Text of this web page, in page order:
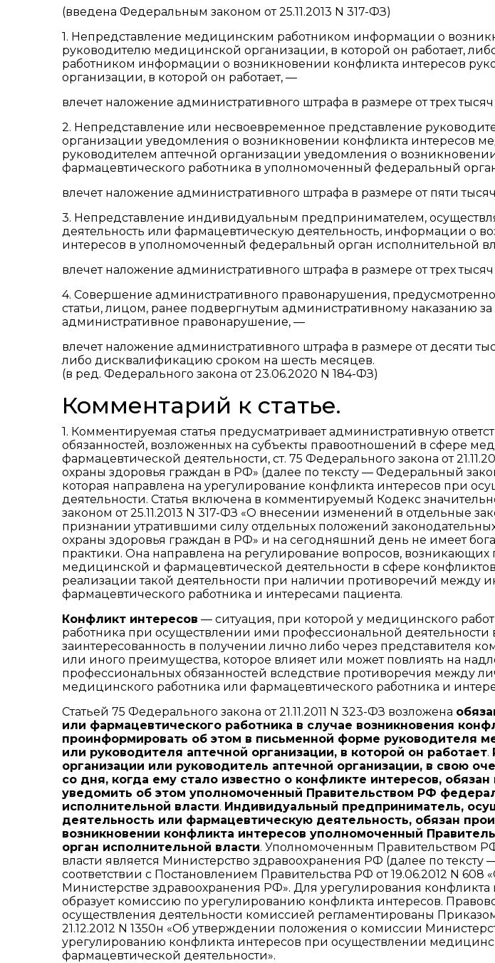
(введена Федеральным законом от 25.11.2013 N 317-ФЗ)
1. Непредставление медицинским работником информации о
руководителю медицинской организации, в которой он работает,
работником информации о возникновении конфликта интересов
организации, в которой он работает, —
влечет наложение административного штрафа в размере от трех
2. Непредставление или несвоевременное представление
организации уведомления о возникновении конфликта интересов
руководителем аптечной организации уведомления о
фармацевтического работника в уполномоченный федеральный
влечет наложение административного штрафа в размере от пяти
3. Непредставление индивидуальным предпринимателем,
деятельность или фармацевтическую деятельность, информации о
интересов в уполномоченный федеральный орган исполнительной
влечет наложение административного штрафа в размере от трех
4. Совершение административного правонарушения,
статьи, лицом, ранее подвергнутым административному наказанию за
административное правонарушение, —
влечет наложение административного штрафа в размере от десяти
либо дисквалификацию сроком на шесть месяцев.
(в ред. Федерального закона от 23.06.2020 N 184-ФЗ)
Комментарий к статье.
1. Комментируемая статья предусматривает административную
обязанностей, возложенных на субъекты правоотношений в сфере
фармацевтической деятельности, ст. 75 Федерального закона от
охраны здоровья граждан в РФ» (далее по тексту — Федеральный закон
которая направлена на урегулирование конфликта интересов при
деятельности. Статья включена в комментируемый Кодекс
законом от 25.11.2013 N 317-ФЗ «О внесении изменений в отдельные
признании утратившими силу отдельных положений
охраны здоровья граждан в РФ» и на сегодняшний день не имеет
практики. Она направлена на регулирование вопросов,
медицинской и фармацевтической деятельности в сфере
реализации такой деятельности при наличии противоречий между
фармацевтического работника и интересами пациента.
Конфликт интересов — ситуация, при которой у медицинского
работника при осуществлении ими профессиональной деятельности
заинтересованность в получении лично либо через представителя
или иного преимущества, которое влияет или может повлиять на
профессиональных обязанностей вследствие противоречия между
медицинского работника или фармацевтического работника и
Статьей 75 Федерального закона от 21.11.2011 N 323-ФЗ возложена
или фармацевтического работника в случае возникновения
проинформировать об этом в письменной форме руководителя
или руководителя аптечной организации, в которой он работает.
организации или руководитель аптечной организации, в свою
со дня, когда ему стало известно о конфликте интересов,
уведомить об этом уполномоченный Правительством РФ
исполнительной власти. Индивидуальный предприниматель,
деятельность или фармацевтическую деятельность, обязан
возникновении конфликта интересов уполномоченный
орган исполнительной власти. Уполномоченным Правительством
власти является Министерство здравоохранения РФ (далее по
соответствии с Постановлением Правительства РФ от 19.06.2012 N
Министерстве здравоохранения РФ». Для урегулирования
образует комиссию по урегулированию конфликта интересов.
осуществления деятельности комиссией регламентированы
21.12.2012 N 1350н «Об утверждении положения о комиссии
урегулированию конфликта интересов при осуществлении
фармацевтической деятельности».